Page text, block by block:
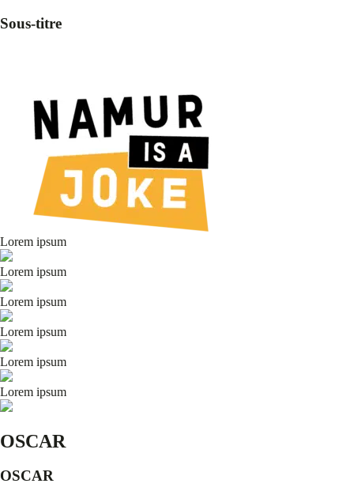
Sous-titre
Lorem ipsum
Lorem ipsum
Lorem ipsum
Lorem ipsum
Lorem ipsum
Lorem ipsum
OSCAR
OSCAR